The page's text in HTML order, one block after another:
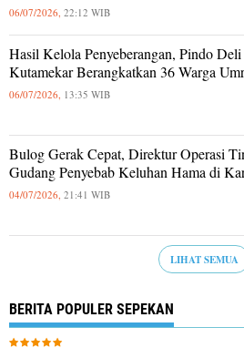
06/07/2026, 22:12 WIB
Hasil Kelola Penyeberangan, Pindo Deli
Kutamekar Berangkatkan 36 Warga
06/07/2026, 13:35 WIB
Bulog Gerak Cepat, Direktur Operasi
Gudang Penyebab Keluhan Hama di
04/07/2026, 21:41 WIB
LIHAT SEMUA
BERITA POPULER SEPEKAN